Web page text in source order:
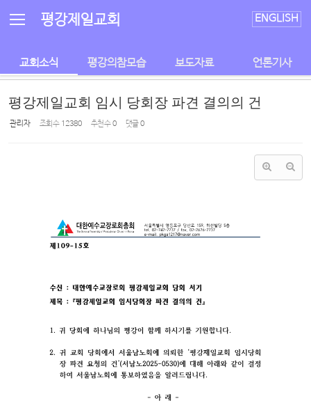
평강제일교회 ENGLISH
교회소식 평강의참모습 보도자료 언론기사
평강제일교회 임시 당회장 파견 결의의 건
관리자 조회 수 12380 추천 수0 댓글0